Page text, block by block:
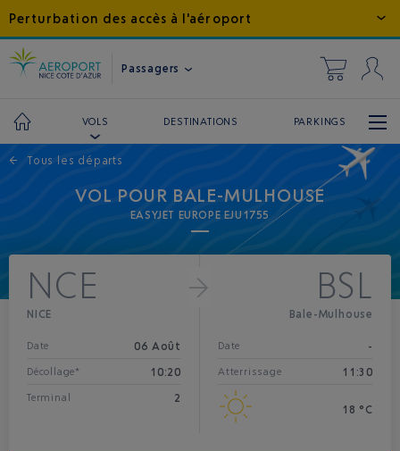
Perturbation des accès à l'aéroport
Passagers
VOLS DESTINATIONS PARKINGS
← Tous les départs
VOL POUR BALE-MULHOUSE
EASYJET EUROPE EJU1755
NCE
NICE
Date 06 Août
Décollage* 10:20
Terminal 2
BSL
Bale-Mulhouse
Date -
Atterrissage 11:30
18 °C